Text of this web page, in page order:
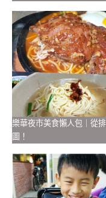
樂華夜市美食懶人包｜從
圖！